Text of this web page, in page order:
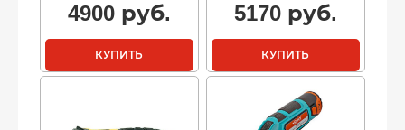
4900руб.
КУПИТЬ
5170руб.
КУПИТЬ